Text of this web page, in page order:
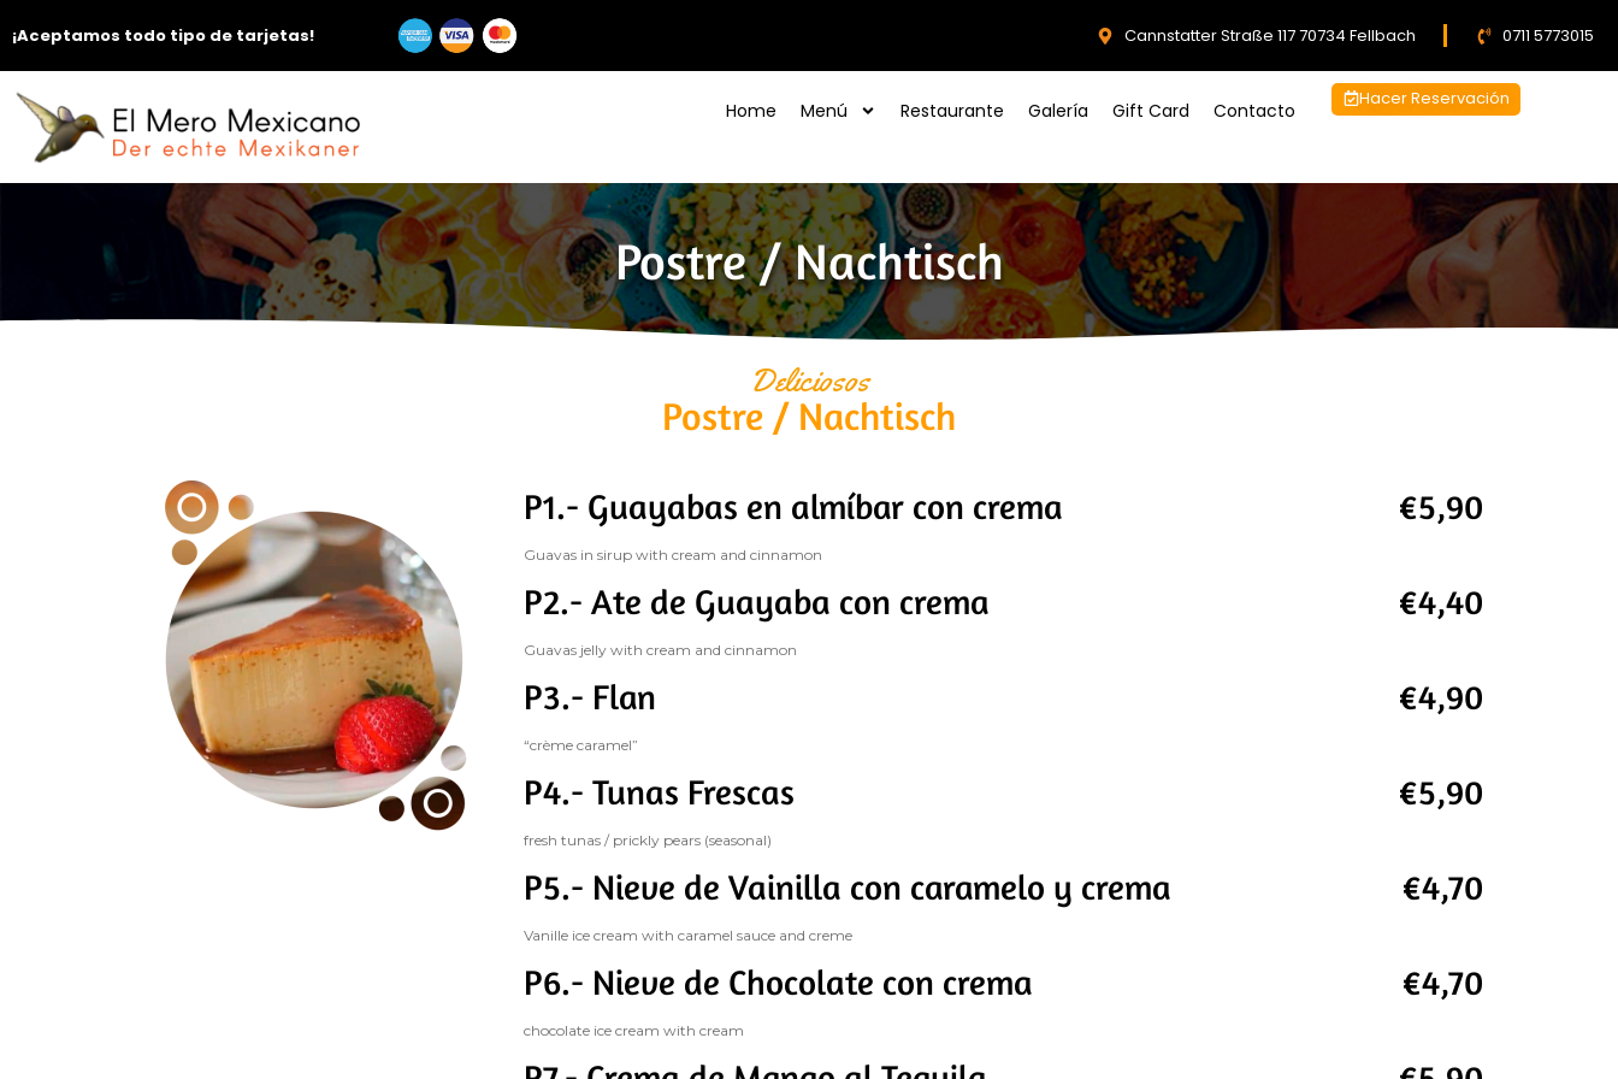
¡Aceptamos todo tipo de tarjetas! Cannstatter Straße 117 70734 Fellbach 0711 5773015
Home Menú Restaurante Galería Gift Card Contacto
Hacer Reservación
Postre / Nachtisch
Deliciosos
Postre / Nachtisch
P1.- Guayabas en almíbar con crema €5,90
Guavas in sirup with cream and cinnamon
P2.- Ate de Guayaba con crema €4,40
Guavas jelly with cream and cinnamon
P3.- Flan €4,90
“crème caramel”
P4.- Tunas Frescas €5,90
fresh tunas / prickly pears (seasonal)
P5.- Nieve de Vainilla con caramelo y crema €4,70
Vanille ice cream with caramel sauce and creme
P6.- Nieve de Chocolate con crema €4,70
chocolate ice cream with cream